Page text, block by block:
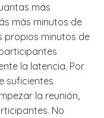
más
más minutos de
propios minutos de
la latencia. Por
suficientes
la reunión,
No